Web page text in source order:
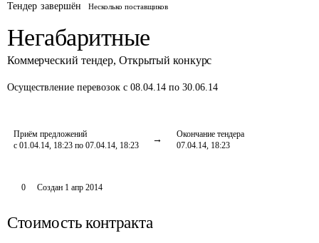
Тендер завершён Несколько поставщиков
Негабаритные
Коммерческий тендер, Открытый конкурс
Осуществление перевозок с 08.04.14 по 30.06.14
Приём предложений
с 01.04.14, 18:23 по 07.04.14, 18:23
Окончание тендера
07.04.14, 18:23
0 Создан 1 апр 2014
Стоимость контракта